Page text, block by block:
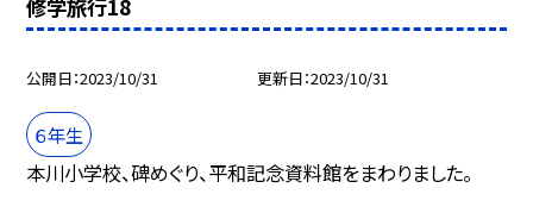
修学旅行18
公開日 2023/10/31 更新日 2023/10/31
６年生
本川小学校、碑めぐり、平和記念資料館をまわりました。